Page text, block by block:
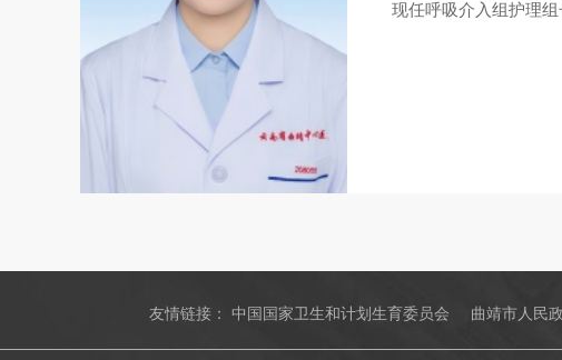
现任呼吸介入组护理组
友情链接：中国国家卫生和计划生育委员会 曲靖市人民